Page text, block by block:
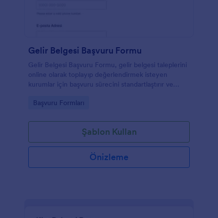
Gelir Belgesi Başvuru Formu
Gelir Belgesi Başvuru Formu, gelir belgesi taleplerini
online olarak toplayıp değerlendirmek isteyen
kurumlar için başvuru sürecini standartlaştırır ve
tek yerde yönetmeyi kolaylaştırır.
Go to Category:
Başvuru Formları
Şablon Kullan
Önizleme